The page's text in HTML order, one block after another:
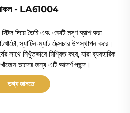
বাকল - LA61004
দিয়ে তৈরি এবং একটি মসৃণ ব্রাশ করা
স্যাটিন-ম্যাট টেক্সচার উপস্থাপন করে।
সাথে নিখুঁতভাবে মিশ্রিত করে, যারা ব্যবহারিক
তাদের জন্য এটি আদর্শ পছন্দ।
তথ্য জানতে